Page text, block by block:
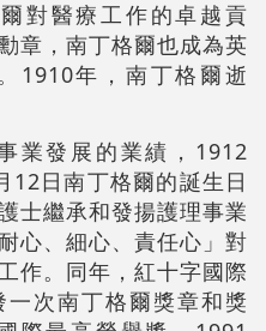
對醫療工作的卓越貢
章，南丁格爾也成為英
1910年，南丁格爾逝
業發展的業績，1912
12日南丁格爾的誕生日
士繼承和發揚護理事業
心、細心、責任心」對
作。同年，紅十字國際
次南丁格爾獎章和獎